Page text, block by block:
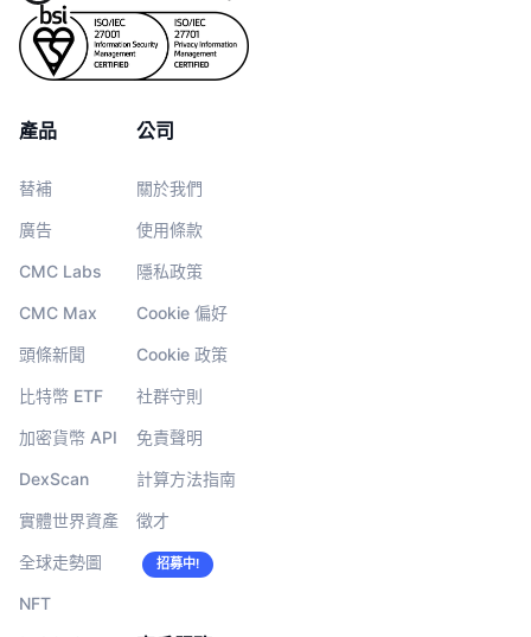
產品
替補
廣告
CMC Labs
CMC Max
頭條新聞
比特幣 ETF
加密貨幣 API
DexScan
實體世界資產
全球走勢圖
NFT
公司
關於我們
使用條款
隱私政策
Cookie 偏好
Cookie 政策
社群守則
免責聲明
計算方法指南
徵才
招募中!